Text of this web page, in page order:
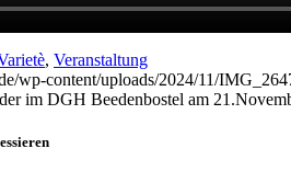
, Veranstaltung
wp-content/uploads/2024/11/
im DGH Beedenbostel am